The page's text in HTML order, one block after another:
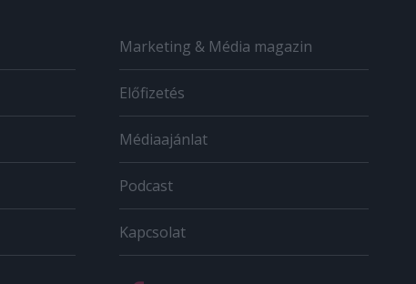
Marketing & Média magazin
Előfizetés
Médiaajánlat
Podcast
Kapcsolat